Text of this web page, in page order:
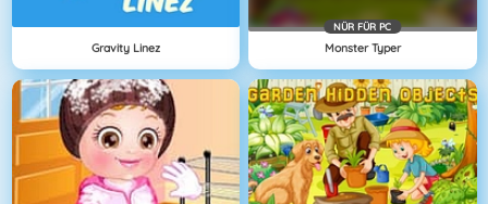
Gravity Linez
NÜR FÜR PC
Monster Typer